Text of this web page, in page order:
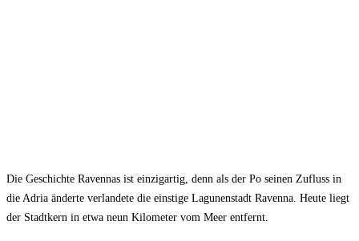
Die Geschichte Ravennas ist einzigartig, denn als der Po seinen Zufluss in
die Adria änderte verlandete die einstige Lagunenstadt Ravenna. Heute liegt
der Stadtkern in etwa neun Kilometer vom Meer entfernt.